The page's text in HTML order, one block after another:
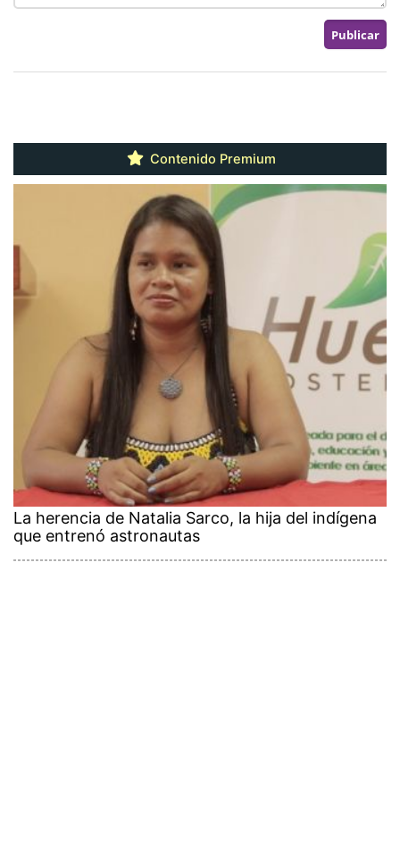
Contenido Premium
La herencia de Natalia Sarco, la hija del indígena
que entrenó astronautas